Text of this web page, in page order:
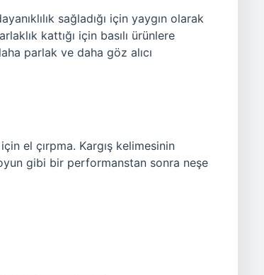
sağladığı için yaygın olarak
kattığı için basılı ürünlere
parlak ve daha göz alıcı
el çırpma. Kargış kelimesinin
gibi bir performanstan sonra neşe